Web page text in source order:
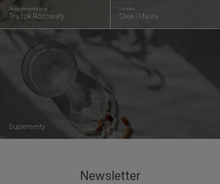
Suplementy
Skuteczne produkty na
Trądzik Różowaty
Naturalne
Oleje i Masła
Newsletter